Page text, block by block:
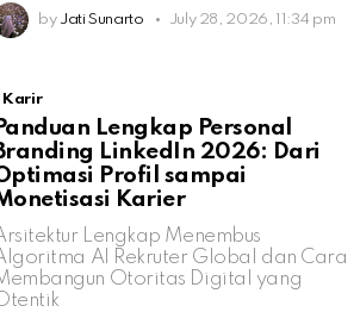
by Jati Sunarto July 28, 2026, 11:34 pm
Karir
Lengkap Personal
LinkedIn 2026: Dari
Profil sampai
Karier
Lengkap Menembus
AI Rekruter Global dan Cara
Otoritas Digital yang